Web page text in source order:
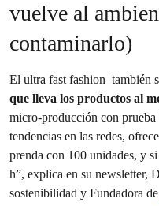
vuelve al
contaminarlo)
El ultra fast fashion también
que lleva los productos al
micro-producción con
tendencias en las redes,
prenda con 100 unidades, y
h”, explica en su newsletter,
sostenibilidad y Fundadora de